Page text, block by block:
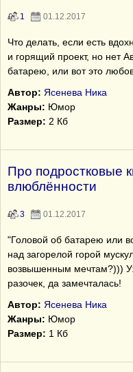
1 01.12.2017
Что делать, если есть
и горящий проект, но нет
батарею, или вот это
Автор: Ясенева Ника
Жанры: Юмор
Размер: 2 Кб
Про подростковые
влюблённости
3 01.12.2017
"Головой об батарею или
над загорелой горой
возвышенным мечтам?)))
разочек, да замечталась!
Автор: Ясенева Ника
Жанры: Юмор
Размер: 1 Кб